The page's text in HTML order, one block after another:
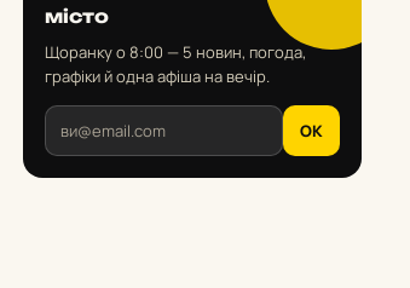
місто
Щоранку о 8:00 — 5 новин, погода,
графіки й одна афіша на вечір.
OK